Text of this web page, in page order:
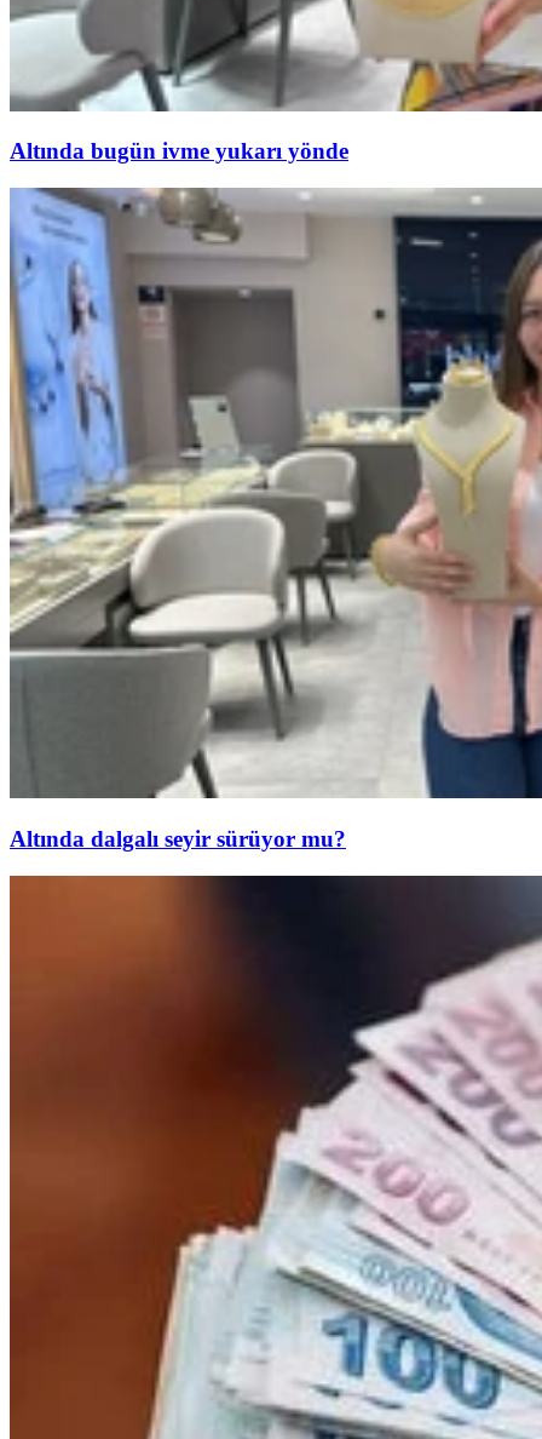
Altında bugün ivme yukarı yönde
Altında dalgalı seyir sürüyor mu?